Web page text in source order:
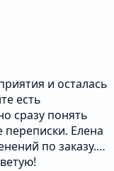
и осталась
есть
сразу понять
Елена
по заказу.